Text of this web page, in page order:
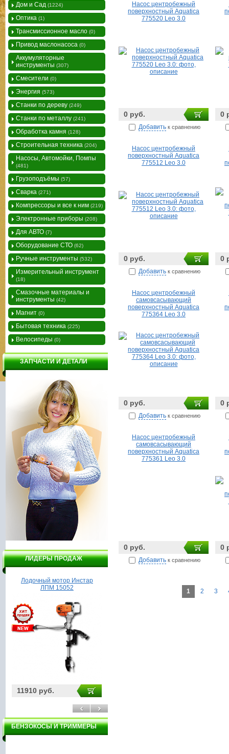
Насос центробежный
поверхностный Aquatica
775520 Leo 3.0
0 руб.
Добавить к сравнению
0
Насос центробежный
поверхностный Aquatica
775512 Leo 3.0
0 руб.
Добавить к сравнению
0
Насос центробежный
самовсасывающий
поверхностный Aquatica
775364 Leo 3.0
0 руб.
Добавить к сравнению
0
Насос центробежный
самовсасывающий
поверхностный Aquatica
775361 Leo 3.0
0 руб.
Добавить к сравнению
0
1 2 3
Дом и Сад (1224)
Оптика (1)
Трансмиссионное масло (0)
Привод маслонасоса (0)
Аккумуляторные
инструменты (307)
Смесители (0)
Энергия (573)
Станки по дереву (249)
Станки по металлу (241)
Обработка камня (128)
Строительная техника (204)
Насосы, Автомойки, Помпы
(481)
Грузоподъёмы (57)
Сварка (271)
Компрессоры и все к ним (219)
Электронные приборы (208)
Для АВТО (7)
Оборудование СТО (62)
Ручные инструменты (532)
Измерительный инструмент
(18)
Смазочные материалы и
инструменты (42)
Магнит (0)
Бытовая техника (225)
Велосипеды (0)
ЗАПЧАСТИ И ДЕТАЛИ
ЛИДЕРЫ ПРОДАЖ
Лодочный мотор Инстар
ЛПМ 15052
11910 руб.
БЕНЗОКОСЫ И ТРИММЕРЫ